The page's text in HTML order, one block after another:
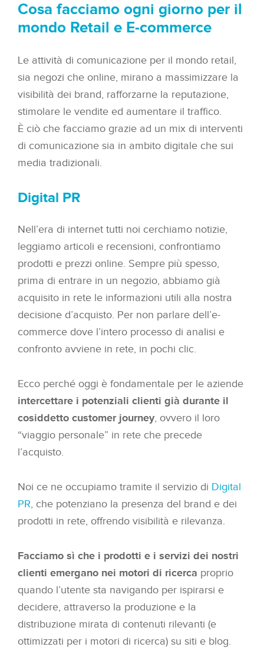
Cosa facciamo ogni giorno per il
mondo Retail e E-commerce
Le attività di comunicazione per il mondo retail,
sia negozi che online, mirano a massimizzare la
visibilità dei brand, rafforzarne la reputazione,
stimolare le vendite ed aumentare il traffico.
È ciò che facciamo grazie ad un mix di interventi
di comunicazione sia in ambito digitale che sui
media tradizionali.
Digital PR
Nell’era di internet tutti noi cerchiamo notizie,
leggiamo articoli e recensioni, confrontiamo
prodotti e prezzi online. Sempre più spesso,
prima di entrare in un negozio, abbiamo già
acquisito in rete le informazioni utili alla nostra
decisione d’acquisto. Per non parlare dell’e-
commerce dove l’intero processo di analisi e
confronto avviene in rete, in pochi clic.
Ecco perché oggi è fondamentale per le aziende
intercettare i potenziali clienti già durante il
cosiddetto customer journey, ovvero il loro
“viaggio personale” in rete che precede
l’acquisto.
Noi ce ne occupiamo tramite il servizio di Digital
PR, che potenziano la presenza del brand e dei
prodotti in rete, offrendo visibilità e rilevanza.
Facciamo sì che i prodotti e i servizi dei nostri
clienti emergano nei motori di ricerca proprio
quando l’utente sta navigando per ispirarsi e
decidere, attraverso la produzione e la
distribuzione mirata di contenuti rilevanti (e
ottimizzati per i motori di ricerca) su siti e blog.